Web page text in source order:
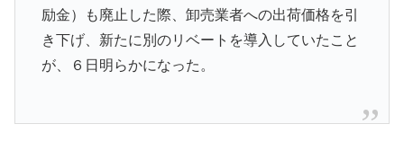
励金）も廃止した際、卸売業者への出荷価格を引
き下げ、新たに別のリベートを導入していたこと
が、６日明らかになった。